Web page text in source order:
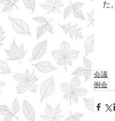
た。
会議
例会